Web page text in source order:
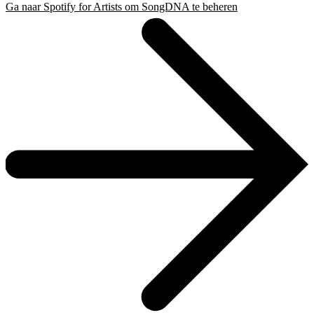
Ga naar Spotify for Artists om SongDNA te beheren